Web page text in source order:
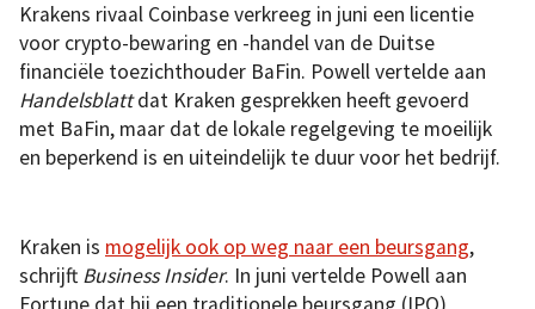
Krakens rivaal Coinbase verkreeg in juni een licentie
voor crypto-bewaring en -handel van de Duitse
financiële toezichthouder BaFin. Powell vertelde aan
Handelsblattdat Kraken gesprekken heeft gevoerd
met BaFin, maar dat de lokale regelgeving te moeilijk
en beperkend is en uiteindelijk te duur voor het bedrijf.
Kraken is mogelijk ook op weg naar een beursgang,
schrijft Business Insider. In juni vertelde Powell aan